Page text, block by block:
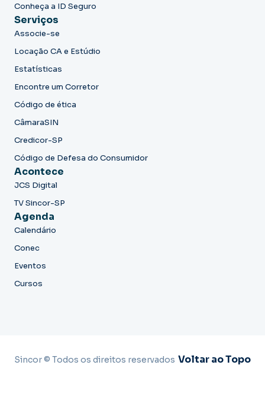
Conheça a ID Seguro
Serviços
Associe-se
Locação CA e Estúdio
Estatísticas
Encontre um Corretor
Código de ética
CâmaraSIN
Credicor-SP
Código de Defesa do Consumidor
Acontece
JCS Digital
TV Sincor-SP
Agenda
Calendário
Conec
Eventos
Cursos
Sincor © Todos os direitos reservados Voltar ao Topo